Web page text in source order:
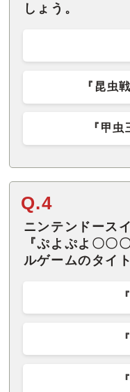
しょう。
『昆虫
『甲
Q.4
ニンテンドース
『ぷよぷよ〇〇
ルゲームのタイ